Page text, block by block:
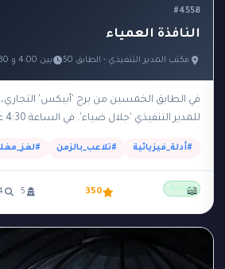
#4558
النافذة العمياء
مكتب المدير التنفيذي - الطابق 50 بين 4:00 و 4:30 عصراً
في الطابق الخمسين من برج 'أبيكس' التجاري،
#أدلة_فيزيائية #تلاعب_بالزمن
مجانية 350
5 📖